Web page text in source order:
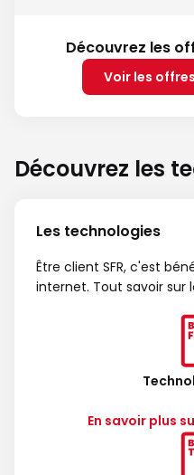
Découvrez les
Voir les
Découvrez les
Les technologies
Être client SFR, c'est
internet. Tout savoir sur
En savoir plus